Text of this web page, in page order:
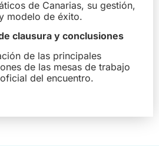
de Canarias, su gestión,
modelo de éxito.
clausura y conclusiones
de las principales
de las mesas de trabajo
del encuentro.